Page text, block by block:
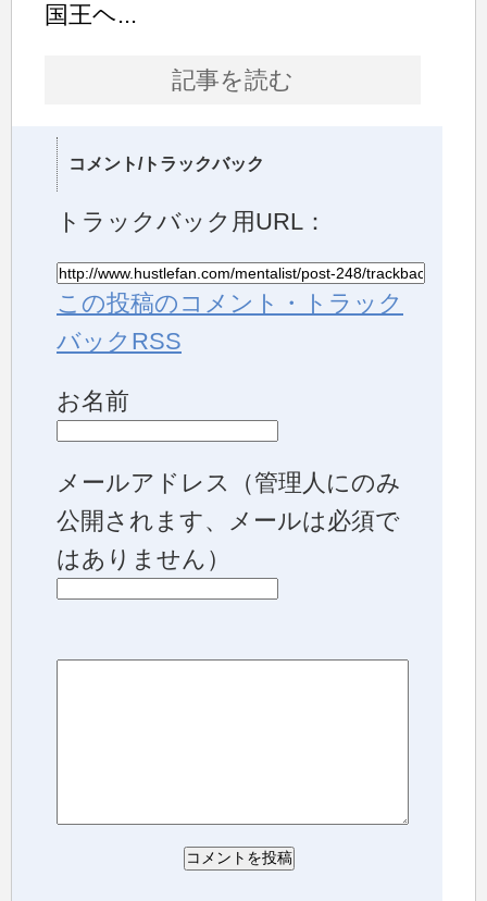
国王ヘ...
記事を読む
コメント/トラックバック
トラックバック用URL：
この投稿のコメント・トラック
バックRSS
お名前
メールアドレス
（管理人にのみ
公開されます、メールは必須で
はありません）